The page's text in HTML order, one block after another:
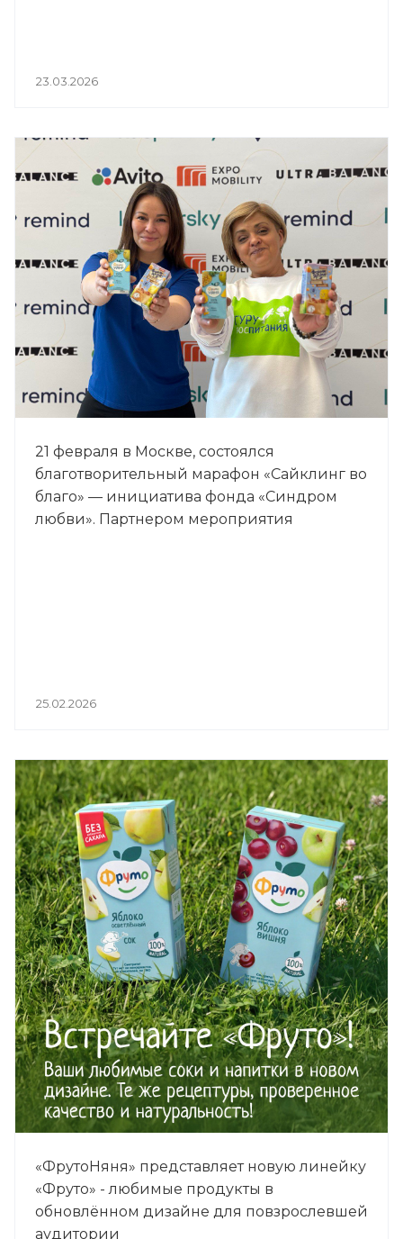
23.03.2026
21 февраля в Москве, состоялся
благотворительный марафон «Сайклинг во
благо» — инициатива фонда «Синдром
любви». Партнером мероприятия
25.02.2026
«ФрутоНяня» представляет новую линейку
«Фруто» - любимые продукты в
обновлённом дизайне для повзрослевшей
аудитории